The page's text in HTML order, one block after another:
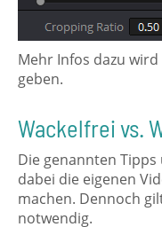
Mehr Infos dazu
geben.
Wackelfrei vs.
Die genannten
dabei die eigenen
machen. Dennoch
notwendig.